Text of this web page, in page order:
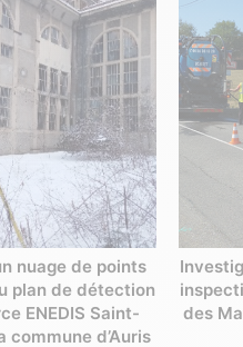
nuage de points
plan de détection
ENEDIS Saint-
commune d’Auris
des